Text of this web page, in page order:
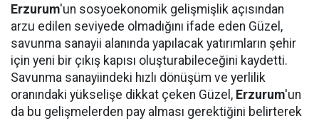
Erzurum'un sosyoekonomik gelişmişlik açısından
arzu edilen seviyede olmadığını ifade eden Güzel,
savunma sanayii alanında yapılacak yatırımların şehir
için yeni bir çıkış kapısı oluşturabileceğini kaydetti.
Savunma sanayiindeki hızlı dönüşüm ve yerlilik
oranındaki yükselişe dikkat çeken Güzel, Erzurum'un
da bu gelişmelerden pay alması gerektiğini belirterek